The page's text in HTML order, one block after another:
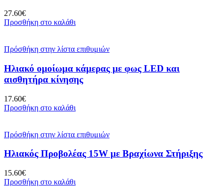
27.60€
Προσθήκη στο καλάθι
Πρόσθήκη στην λίστα επιθυμιών
Ηλιακό ομοίωμα κάμερας με φως LED και
αισθητήρα κίνησης
17.60€
Προσθήκη στο καλάθι
Πρόσθήκη στην λίστα επιθυμιών
Ηλιακός Προβολέας 15W με Βραχίωνα Στήριξης
15.60€
Προσθήκη στο καλάθι